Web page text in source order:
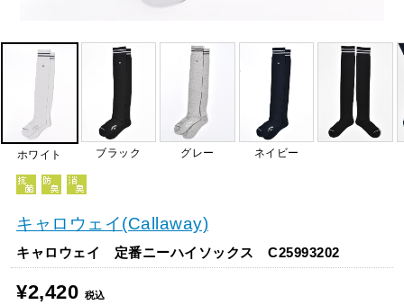
ホワイト ブラック グレー ネイビー
キャロウェイ(Callaway)
キャロウェイ 定番ニーハイソックス C25993202
¥2,420 税込